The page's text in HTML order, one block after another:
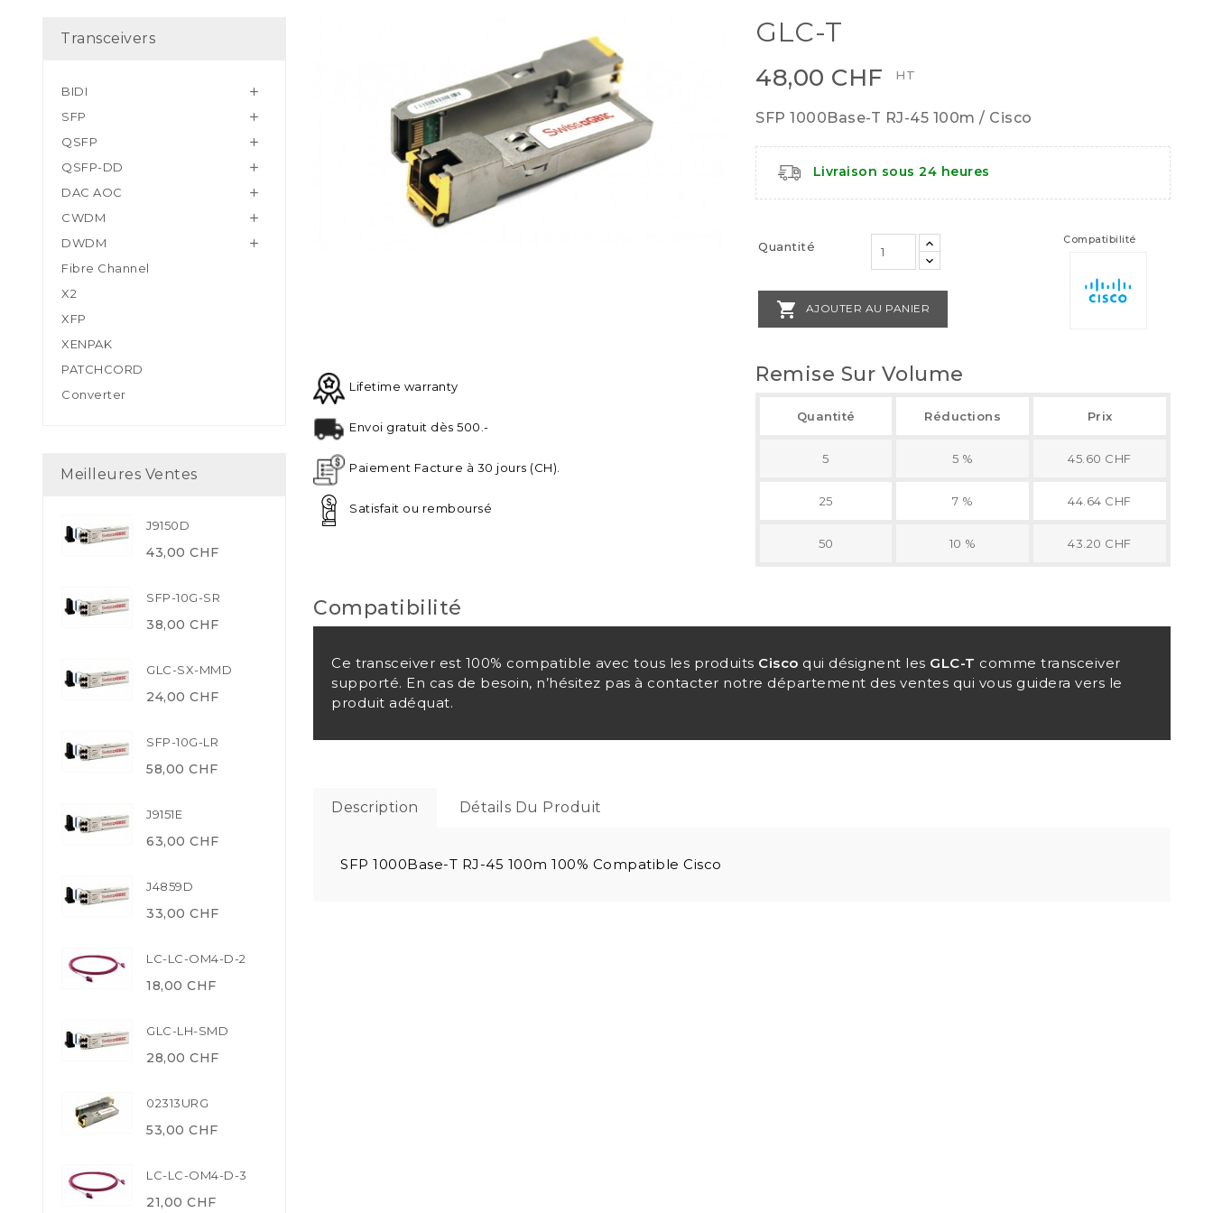
Transceivers
BIDI 
SFP 
QSFP 
QSFP-DD 
DAC AOC 
CWDM 
DWDM 
Fibre Channel
X2
XFP
XENPAK
PATCHCORD
Converter
Meilleures Ventes
J9150D
43,00 CHF
SFP-10G-SR
38,00 CHF
GLC-SX-MMD
24,00 CHF
SFP-10G-LR
58,00 CHF
J9151E
63,00 CHF
J4859D
33,00 CHF
LC-LC-OM4-D-2
18,00 CHF
GLC-LH-SMD
28,00 CHF
02313URG
53,00 CHF
LC-LC-OM4-D-3
21,00 CHF
GLC-T
48,00 CHF HT
SFP 1000Base-T RJ-45 100m / Cisco
Livraison sous 24 heures
Quantité
 AJOUTER AU PANIER
Compatibilité
Lifetime warranty
Envoi gratuit dès 500.-
Paiement Facture à 30 jours (CH).
Satisfait ou remboursé
Remise Sur Volume
Quantité Réductions Prix
5 5 % 45.60 CHF
25 7 % 44.64 CHF
50 10 % 43.20 CHF
Compatibilité
Ce transceiver est 100% compatible avec tous les produits Cisco qui désignent les GLC-T comme transceiver
supporté. En cas de besoin, n’hésitez pas à contacter notre département des ventes qui vous guidera vers le
produit adéquat.
Description Détails Du Produit
SFP 1000Base-T RJ-45 100m 100% Compatible Cisco